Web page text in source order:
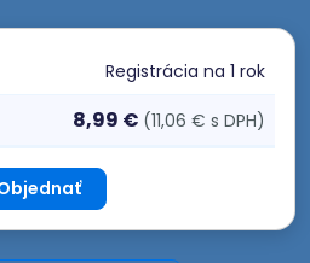
Registrácia na 1 rok
8,99 € (11,06 € s DPH)